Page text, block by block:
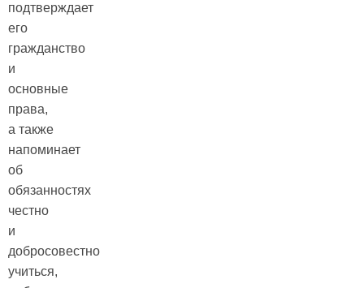
подтверждает
его
гражданство
и
основные
права,
а также
напоминает
об
обязанностях
честно
и
добросовестно
учиться,